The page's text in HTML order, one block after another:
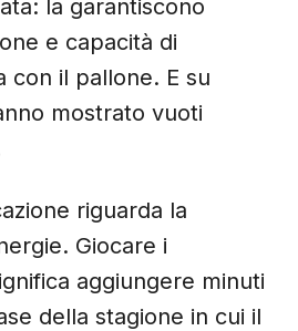
la garantiscono
e capacità di
con il pallone. E su
mostrato vuoti
riguarda la
Giocare i
aggiungere minuti
della stagione in cui il